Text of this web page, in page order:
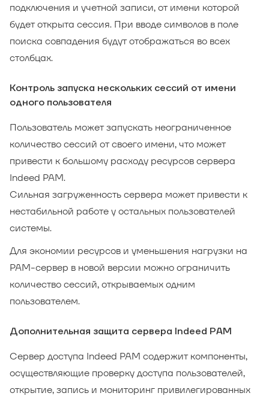
подключения и учетной записи, от имени которой
будет открыта сессия. При вводе символов в поле
поиска совпадения будут отображаться во всех
столбцах.
Контроль запуска нескольких сессий от имени
одного пользователя
Пользователь может запускать неограниченное
количество сессий от своего имени, что может
привести к большому расходу ресурсов сервера
Indeed PAM.
Сильная загруженность сервера может привести к
нестабильной работе у остальных пользователей
системы.
Для экономии ресурсов и уменьшения нагрузки на
PAM-сервер в новой версии можно ограничить
количество сессий, открываемых одним
пользователем.
Дополнительная защита сервера Indeed PAM
Сервер доступа Indeed PAM содержит компоненты,
осуществляющие проверку доступа пользователей,
открытие, запись и мониторинг привилегированных